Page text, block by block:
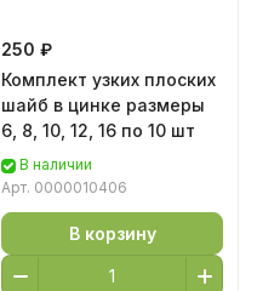
250 ₽
Комплект узких плоских
шайб в цинке размеры
6, 8, 10, 12, 16 по 10 шт
В наличии
Арт. 0000010406
В корзину